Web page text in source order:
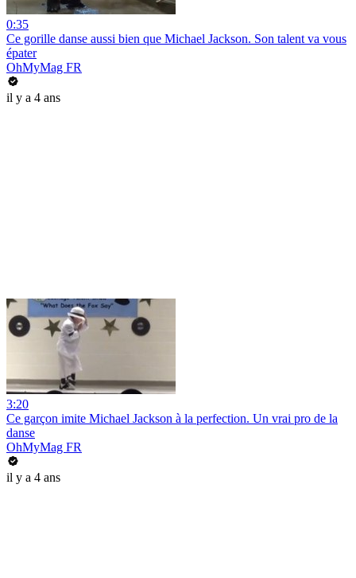
0:35
Ce gorille danse aussi bien que Michael Jackson. Son talent va vous
épater
OhMyMag FR
il y a 4 ans
3:20
Ce garçon imite Michael Jackson à la perfection. Un vrai pro de la
danse
OhMyMag FR
il y a 4 ans